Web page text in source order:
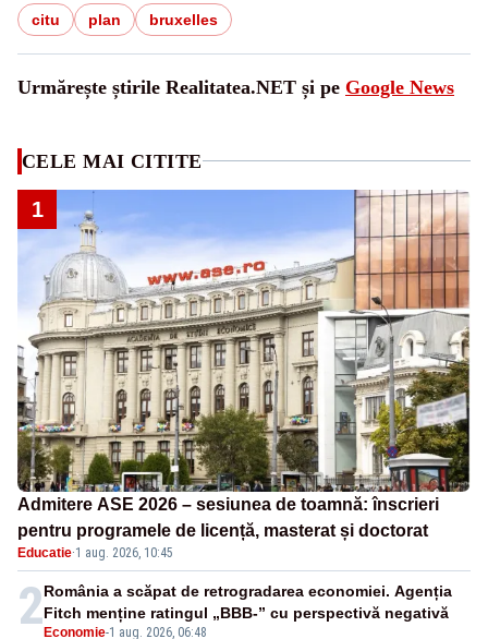
citu plan bruxelles
Urmărește știrile Realitatea.NET și pe Google News
CELE MAI CITITE
1
Admitere ASE 2026 – sesiunea de toamnă: înscrieri
pentru programele de licență, masterat și doctorat
Educatie·1 aug. 2026, 10:45
2 Economie-1 aug. 2026, 06:48
România a scăpat de retrogradarea economiei. Agenția
Fitch menține ratingul „BBB-” cu perspectivă negativă